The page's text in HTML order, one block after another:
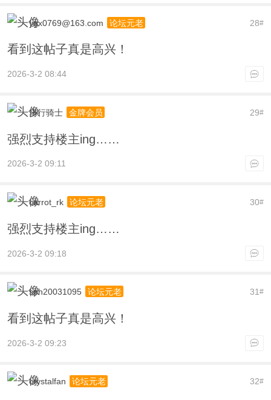
28#
ygx0769@163.com 论坛元老
看到这帖子真是高兴！
2026-3-2 08:44
29#
步行骑士 金牌会员
强烈支持楼主ing……
2026-3-2 09:11
30#
carrot_rk 论坛元老
强烈支持楼主ing……
2026-3-2 09:18
31#
sph20031095 论坛元老
看到这帖子真是高兴！
2026-3-2 09:23
32#
crystalfan 论坛元老